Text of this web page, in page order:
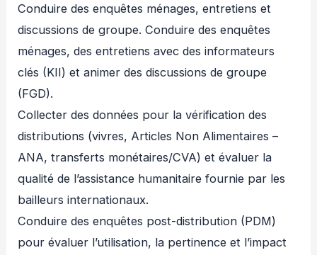
Conduire des enquêtes ménages, entretiens et
discussions de groupe. Conduire des enquêtes
ménages, des entretiens avec des informateurs
clés (KII) et animer des discussions de groupe
(FGD).
Collecter des données pour la vérification des
distributions (vivres, Articles Non Alimentaires –
ANA, transferts monétaires/CVA) et évaluer la
qualité de l’assistance humanitaire fournie par les
bailleurs internationaux.
Conduire des enquêtes post-distribution (PDM)
pour évaluer l’utilisation, la pertinence et l’impact